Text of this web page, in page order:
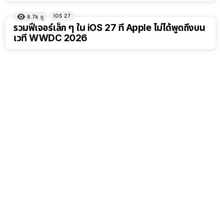
6.7k ดู IOS 27
รวมฟีเจอร์เล็ก ๆ ใน iOS 27 ที่ Apple ไม่ได้พูดถึงบน
เวที WWDC 2026